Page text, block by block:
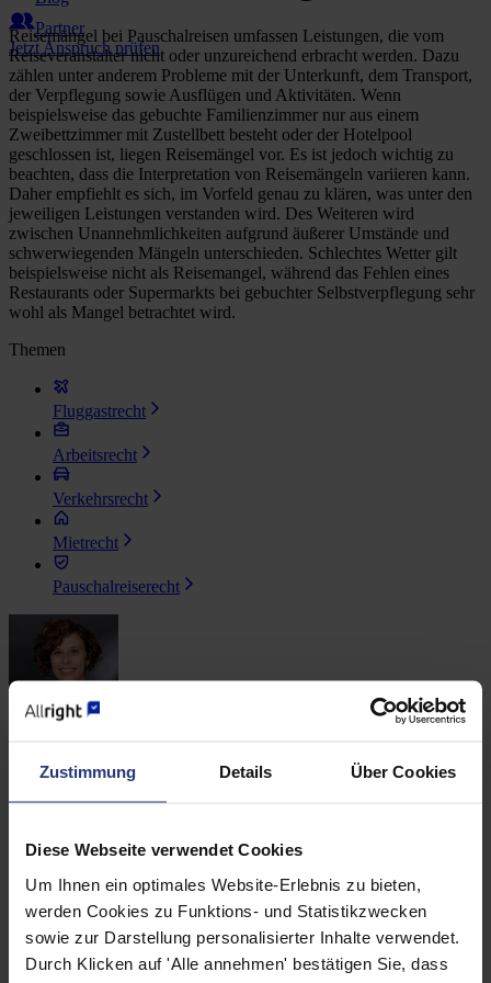
Zustimmung Details Über Cookies
Diese Webseite verwendet Cookies
Um Ihnen ein optimales Website-Erlebnis zu bieten,
werden Cookies zu Funktions- und Statistikzwecken
sowie zur Darstellung personalisierter Inhalte verwendet.
Durch Klicken auf 'Alle annehmen' bestätigen Sie, dass
Partner
Jetzt Anspruch prüfen
Reisemängel bei Pauschalreisen umfassen Leistungen, die vom
Reiseveranstalter nicht oder unzureichend erbracht werden. Dazu
zählen unter anderem Probleme mit der Unterkunft, dem Transport,
der Verpflegung sowie Ausflügen und Aktivitäten. Wenn
beispielsweise das gebuchte Familienzimmer nur aus einem
Zweibettzimmer mit Zustellbett besteht oder der Hotelpool
geschlossen ist, liegen Reisemängel vor. Es ist jedoch wichtig zu
beachten, dass die Interpretation von Reisemängeln variieren kann.
Daher empfiehlt es sich, im Vorfeld genau zu klären, was unter den
jeweiligen Leistungen verstanden wird. Des Weiteren wird
zwischen Unannehmlichkeiten aufgrund äußerer Umstände und
schwerwiegenden Mängeln unterschieden. Schlechtes Wetter gilt
beispielsweise nicht als Reisemangel, während das Fehlen eines
Restaurants oder Supermarkts bei gebuchter Selbstverpflegung sehr
wohl als Mangel betrachtet wird.
Themen
Fluggastrecht
Arbeitsrecht
Verkehrsrecht
Mietrecht
Pauschalreiserecht
Felix Höfermann